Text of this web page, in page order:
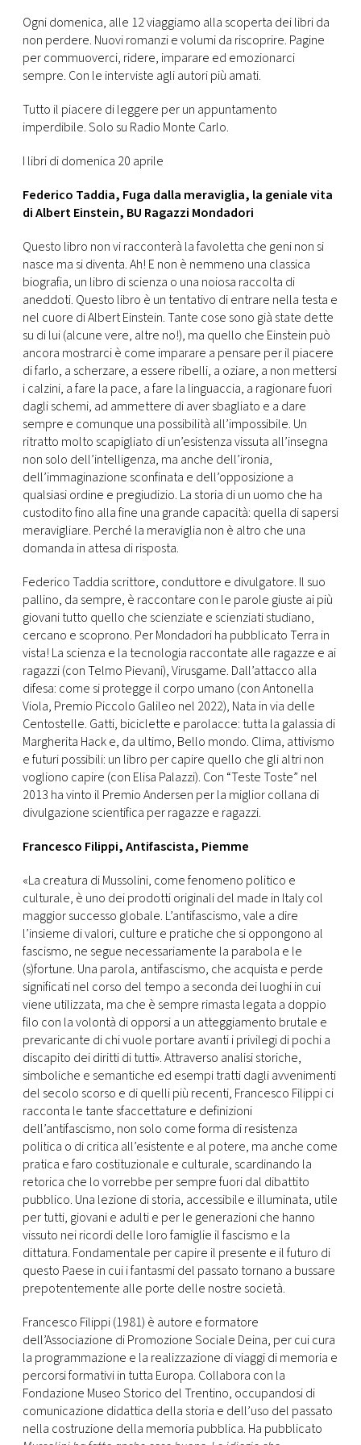
Ogni domenica, alle 12 viaggiamo alla scoperta dei libri da
non perdere. Nuovi romanzi e volumi da riscoprire. Pagine
per commuoverci, ridere, imparare ed emozionarci
sempre. Con le interviste agli autori più amati.
Tutto il piacere di leggere per un appuntamento
imperdibile. Solo su Radio Monte Carlo.
I libri di domenica 20 aprile
Federico Taddia, Fuga dalla meraviglia, la geniale vita
di Albert Einstein, BU Ragazzi Mondadori
Questo libro non vi racconterà la favoletta che geni non si
nasce ma si diventa. Ah! E non è nemmeno una classica
biografia, un libro di scienza o una noiosa raccolta di
aneddoti. Questo libro è un tentativo di entrare nella testa e
nel cuore di Albert Einstein. Tante cose sono già state dette
su di lui (alcune vere, altre no!), ma quello che Einstein può
ancora mostrarci è come imparare a pensare per il piacere
di farlo, a scherzare, a essere ribelli, a oziare, a non mettersi
i calzini, a fare la pace, a fare la linguaccia, a ragionare fuori
dagli schemi, ad ammettere di aver sbagliato e a dare
sempre e comunque una possibilità all’impossibile. Un
ritratto molto scapigliato di un’esistenza vissuta all’insegna
non solo dell’intelligenza, ma anche dell’ironia,
dell’immaginazione sconfinata e dell’opposizione a
qualsiasi ordine e pregiudizio. La storia di un uomo che ha
custodito fino alla fine una grande capacità: quella di sapersi
meravigliare. Perché la meraviglia non è altro che una
domanda in attesa di risposta.
Federico Taddia scrittore, conduttore e divulgatore. Il suo
pallino, da sempre, è raccontare con le parole giuste ai più
giovani tutto quello che scienziate e scienziati studiano,
cercano e scoprono. Per Mondadori ha pubblicato Terra in
vista! La scienza e la tecnologia raccontate alle ragazze e ai
ragazzi (con Telmo Pievani), Virusgame. Dall’attacco alla
difesa: come si protegge il corpo umano (con Antonella
Viola, Premio Piccolo Galileo nel 2022), Nata in via delle
Centostelle. Gatti, biciclette e parolacce: tutta la galassia di
Margherita Hack e, da ultimo, Bello mondo. Clima, attivismo
e futuri possibili: un libro per capire quello che gli altri non
vogliono capire (con Elisa Palazzi). Con “Teste Toste” nel
2013 ha vinto il Premio Andersen per la miglior collana di
divulgazione scientifica per ragazze e ragazzi.
Francesco Filippi, Antifascista, Piemme
«La creatura di Mussolini, come fenomeno politico e
culturale, è uno dei prodotti originali del made in Italy col
maggior successo globale. L’antifascismo, vale a dire
l’insieme di valori, culture e pratiche che si oppongono al
fascismo, ne segue necessariamente la parabola e le
(s)fortune. Una parola, antifascismo, che acquista e perde
significati nel corso del tempo a seconda dei luoghi in cui
viene utilizzata, ma che è sempre rimasta legata a doppio
filo con la volontà di opporsi a un atteggiamento brutale e
prevaricante di chi vuole portare avanti i privilegi di pochi a
discapito dei diritti di tutti». Attraverso analisi storiche,
simboliche e semantiche ed esempi tratti dagli avvenimenti
del secolo scorso e di quelli più recenti, Francesco Filippi ci
racconta le tante sfaccettature e definizioni
dell’antifascismo, non solo come forma di resistenza
politica o di critica all’esistente e al potere, ma anche come
pratica e faro costituzionale e culturale, scardinando la
retorica che lo vorrebbe per sempre fuori dal dibattito
pubblico. Una lezione di storia, accessibile e illuminata, utile
per tutti, giovani e adulti e per le generazioni che hanno
vissuto nei ricordi delle loro famiglie il fascismo e la
dittatura. Fondamentale per capire il presente e il futuro di
questo Paese in cui i fantasmi del passato tornano a bussare
prepotentemente alle porte delle nostre società.
Francesco Filippi (1981) è autore e formatore
dell’Associazione di Promozione Sociale Deina, per cui cura
la programmazione e la realizzazione di viaggi di memoria e
percorsi formativi in tutta Europa. Collabora con la
Fondazione Museo Storico del Trentino, occupandosi di
comunicazione didattica della storia e dell’uso del passato
nella costruzione della memoria pubblica. Ha pubblicato